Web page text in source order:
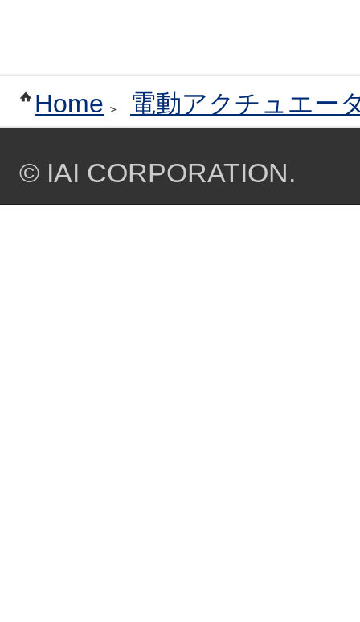
Home 電動アクチュエー
© IAI CORPORATION.